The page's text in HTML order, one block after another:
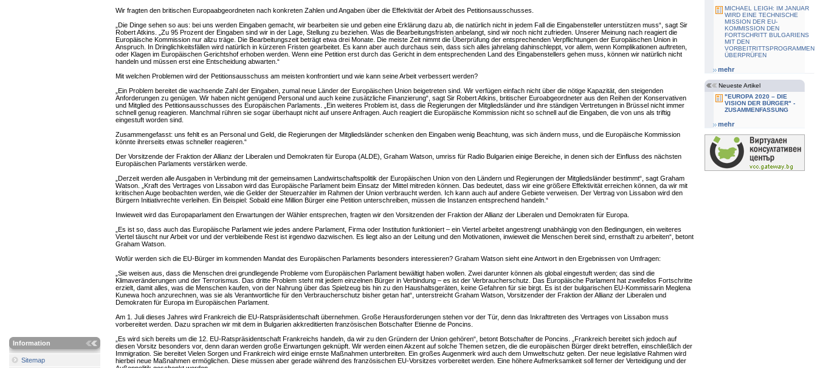
Information
Sitemap
Wir fragten den britischen Europaabgeordneten nach konkreten Zahlen und Angaben über die Effektivität der Arbeit des Petitionsausschusses.
„Die Dinge sehen so aus: bei uns werden Eingaben gemacht, wir bearbeiten sie und geben eine Erklärung dazu ab, die natürlich nicht in jedem Fall die Eingabensteller unterstützen muss“, sagt Sir
Robert Atkins. „Zu 95 Prozent der Eingaben sind wir in der Lage, Stellung zu beziehen. Was die Bearbeitungsfristen anbelangt, sind wir noch nicht zufrieden. Unserer Meinung nach reagiert die
Europäische Kommission nur allzu träge. Die Bearbeitungszeit beträgt etwa drei Monate. Die meiste Zeit nimmt die Überprüfung der entsprechenden Verpflichtungen der Europäischen Union in
Anspruch. In Dringlichkeitsfällen wird natürlich in kürzeren Fristen gearbeitet. Es kann aber auch durchaus sein, dass sich alles jahrelang dahinschleppt, vor allem, wenn Komplikationen auftreten,
oder Klagen im Europäischen Gerichtshof erhoben werden. Wenn eine Petition erst durch das Gericht in dem entsprechenden Land des Eingabenstellers gehen muss, können wir natürlich nicht
handeln und müssen erst eine Entscheidung abwarten.“
Mit welchen Problemen wird der Petitionsausschuss am meisten konfrontiert und wie kann seine Arbeit verbessert werden?
„Ein Problem bereitet die wachsende Zahl der Eingaben, zumal neue Länder der Europäischen Union beigetreten sind. Wir verfügen einfach nicht über die nötige Kapazität, den steigenden
Anforderungen zu genügen. Wir haben nicht genügend Personal und auch keine zusätzliche Finanzierung“, sagt Sir Robert Atkins, britischer Euroabgeordneter aus den Reihen der Konservativen
und Mitglied des Petitionsausschusses des Europäischen Parlaments. „Ein weiteres Problem ist, dass die Regierungen der Mitgliedsländer und ihre ständigen Vertretungen in Brüssel nicht immer
schnell genug reagieren. Manchmal rühren sie sogar überhaupt nicht auf unsere Anfragen. Auch reagiert die Europäische Kommission nicht so schnell auf die Eingaben, die von uns als triftig
eingestuft worden sind.
Zusammengefasst: uns fehlt es an Personal und Geld, die Regierungen der Mitgliedsländer schenken den Eingaben wenig Beachtung, was sich ändern muss, und die Europäische Kommission
könnte ihrerseits etwas schneller reagieren.“
Der Vorsitzende der Fraktion der Allianz der Liberalen und Demokraten für Europa (ALDE), Graham Watson, umriss für Radio Bulgarien einige Bereiche, in denen sich der Einfluss des nächsten
Europäischen Parlaments verstärken werde.
„Derzeit werden alle Ausgaben in Verbindung mit der gemeinsamen Landwirtschaftspolitik der Europäischen Union von den Ländern und Regierungen der Mitgliedsländer bestimmt“, sagt Graham
Watson. „Kraft des Vertrages von Lissabon wird das Europäische Parlament beim Einsatz der Mittel mitreden können. Das bedeutet, dass wir eine größere Effektivität erreichen können, da wir mit
kritischen Auge beobachten werden, wie die Gelder der Steuerzahler im Rahmen der Union verbraucht werden. Ich kann auch auf andere Gebiete verweisen. Der Vertrag von Lissabon wird den
Bürgern Initiativrechte verleihen. Ein Beispiel: Sobald eine Million Bürger eine Petition unterschreiben, müssen die Instanzen entsprechend handeln.“
Inwieweit wird das Europaparlament den Erwartungen der Wähler entsprechen, fragten wir den Vorsitzenden der Fraktion der Allianz der Liberalen und Demokraten für Europa.
„Es ist so, dass auch das Europäische Parlament wie jedes andere Parlament, Firma oder Institution funktioniert – ein Viertel arbeitet angestrengt unabhängig von den Bedingungen, ein weiteres
Viertel täuscht nur Arbeit vor und der verbleibende Rest ist irgendwo dazwischen. Es liegt also an der Leitung und den Motivationen, inwieweit die Menschen bereit sind, ernsthaft zu arbeiten“, betont
Graham Watson.
Wofür werden sich die EU-Bürger im kommenden Mandat des Europäischen Parlaments besonders interessieren? Graham Watson sieht eine Antwort in den Ergebnissen von Umfragen:
„Sie weisen aus, dass die Menschen drei grundlegende Probleme vom Europäischen Parlament bewältigt haben wollen. Zwei darunter können als global eingestuft werden; das sind die
Klimaveränderungen und der Terrorismus. Das dritte Problem steht mit jedem einzelnen Bürger in Verbindung – es ist der Verbraucherschutz. Das Europäische Parlament hat zweifellos Fortschritte
erzielt, damit alles, was die Menschen kaufen, von der Nahrung über das Spielzeug bis hin zu den Haushaltsgeräten, keine Gefahren für sie birgt. Es ist der bulgarischen EU-Kommissarin Meglena
Kunewa hoch anzurechnen, was sie als Verantwortliche für den Verbraucherschutz bisher getan hat“, unterstreicht Graham Watson, Vorsitzender der Fraktion der Allianz der Liberalen und
Demokraten für Europa im Europäischen Parlament.
Am 1. Juli dieses Jahres wird Frankreich die EU-Ratspräsidentschaft übernehmen. Große Herausforderungen stehen vor der Tür, denn das Inkrafttreten des Vertrages von Lissabon muss
vorbereitet werden. Dazu sprachen wir mit dem in Bulgarien akkreditierten französischen Botschafter Etienne de Poncins.
„Es wird sich bereits um die 12. EU-Ratspräsidentschaft Frankreichs handeln, da wir zu den Gründern der Union gehören“, betont Botschafter de Poncins. „Frankreich bereitet sich jedoch auf
diesen Vorsitz besonders vor, denn daran werden große Erwartungen geknüpft. Wir werden einen Akzent auf solche Themen setzen, die die europäischen Bürger direkt betreffen, einschließlich der
Immigration. Sie bereitet Vielen Sorgen und Frankreich wird einige ernste Maßnahmen unterbreiten. Ein großes Augenmerk wird auch dem Umweltschutz gelten. Der neue legislative Rahmen wird
hierbei neue Maßnahmen ermöglichen. Diese müssen aber gerade während des französischen EU-Vorsitzes vorbereitet werden. Eine höhere Aufmerksamkeit soll ferner der Verteidigung und der
MICHAEL LEIGH: IM JANUAR
WIRD EINE TECHNISCHE
MISSION DER EU-
KOMMISSION DEN
FORTSCHRITT BULGARIENS
MIT DEN
VORBEITRITTSPROGRAMMEN
ÜBERPRÜFEN
mehr
Neueste Artikel
"EUROPA 2020 – DIE
VISION DER BÜRGER" -
ZUSAMMENFASSUNG
mehr